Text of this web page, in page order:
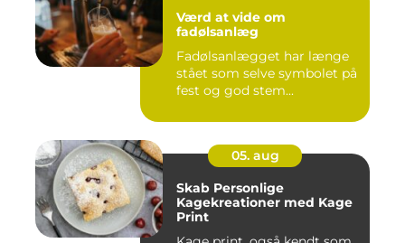
Værd at vide om
fadølsanlæg
Fadølsanlægget har længe
stået som selve symbolet på
fest og god stem...
05. aug
Skab Personlige
Kagekreationer med Kage
Print